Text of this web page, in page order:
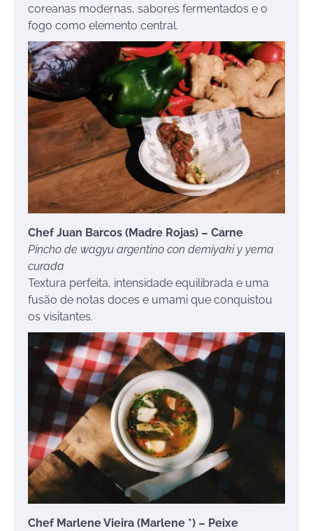
coreanas modernas, sabores fermentados e o
fogo como elemento central.
Chef Juan Barcos (Madre Rojas) – Carne
Pincho de wagyu argentino con demiyaki y yema
curada
Textura perfeita, intensidade equilibrada e uma
fusão de notas doces e umami que conquistou
os visitantes.
Chef Marlene Vieira (Marlene *) – Peixe